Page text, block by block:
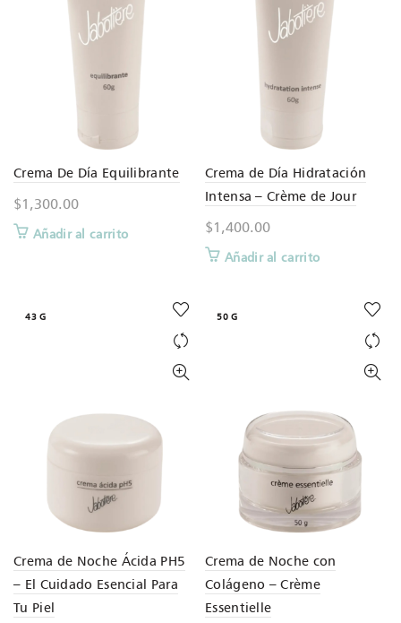
Crema De Día Equilibrante
$1,300.00
Añadir al carrito
Crema de Día Hidratación
Intensa – Crème de Jour
$1,400.00
Añadir al carrito
43 G
Crema de Noche Ácida PH5
– El Cuidado Esencial Para
Tu Piel
50 G
Crema de Noche con
Colágeno – Crème
Essentielle